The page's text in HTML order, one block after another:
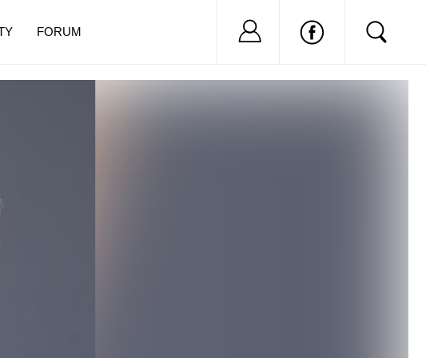
FORUM Nu ai cont?